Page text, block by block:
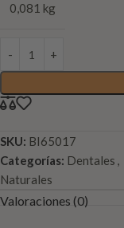
0,081 kg
SKU: BI65017
Categorías: Dentales ,
Naturales
Valoraciones (0)